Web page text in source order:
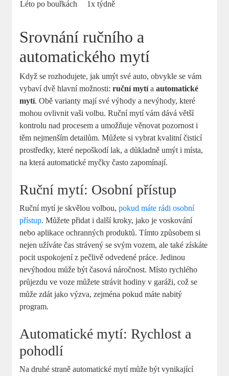
Léto po bouřkách
1x týdně
Srovnání ručního a
automatického mytí
Když se rozhodujete, jak umýt své auto, obvykle se vám
vybaví dvě hlavní možnosti:ruční mytíaautomatické
mytí. Obě varianty mají své výhody a nevýhody, které
mohou ovlivnit vaši volbu. Ruční mytí vám dává větší
kontrolu nad procesem a umožňuje věnovat pozornost i
těm nejmenším detailům. Můžete si vybrat kvalitní čisticí
prostředky, které nepoškodí lak, a důkladně umýt i místa,
na která automatické myčky často zapomínají.
Ruční mytí: Osobní přístup
Ruční mytí je skvělou volbou,pokud máte rádi osobní
přístup. Můžete přidat i další kroky, jako je voskování
nebo aplikace ochranných produktů. Tímto způsobem si
nejen užíváte čas strávený se svým vozem, ale také získáte
pocit uspokojení z pečlivě odvedené práce. Jedinou
nevýhodou může být časová náročnost. Místo rychlého
průjezdu ve voze můžete strávit hodiny v garáži, což se
může zdát jako výzva, zejména pokud máte nabitý
program.
Automatické mytí: Rychlost a
pohodlí
Na druhé straně automatické mytí může být vynikající